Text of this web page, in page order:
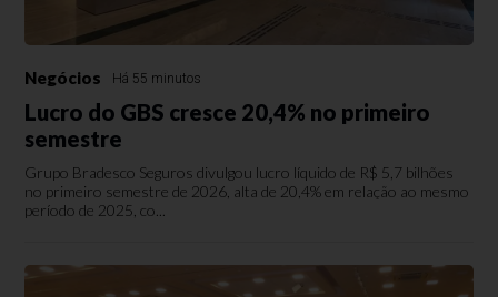
Negócios Há 55 minutos
Lucro do GBS cresce 20,4% no primeiro
semestre
Grupo Bradesco Seguros divulgou lucro líquido de R$ 5,7 bilhões
no primeiro semestre de 2026, alta de 20,4% em relação ao mesmo
período de 2025, co...